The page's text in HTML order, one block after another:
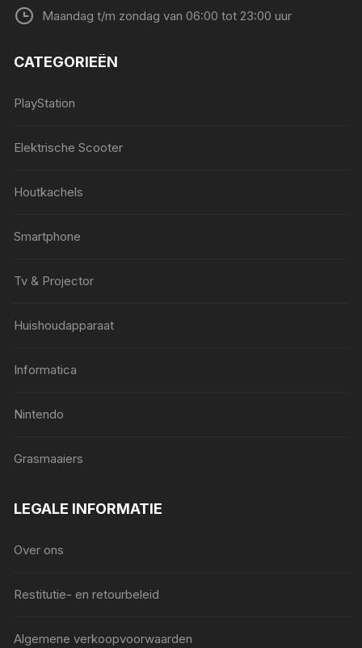
Maandag t/m zondag van 06:00 tot 23:00 uur
CATEGORIEËN
PlayStation
Elektrische Scooter
Houtkachels
Smartphone
Tv & Projector
Huishoudapparaat
Informatica
Nintendo
Grasmaaiers
LEGALE INFORMATIE
Over ons
Restitutie- en retourbeleid
Algemene verkoopvoorwaarden